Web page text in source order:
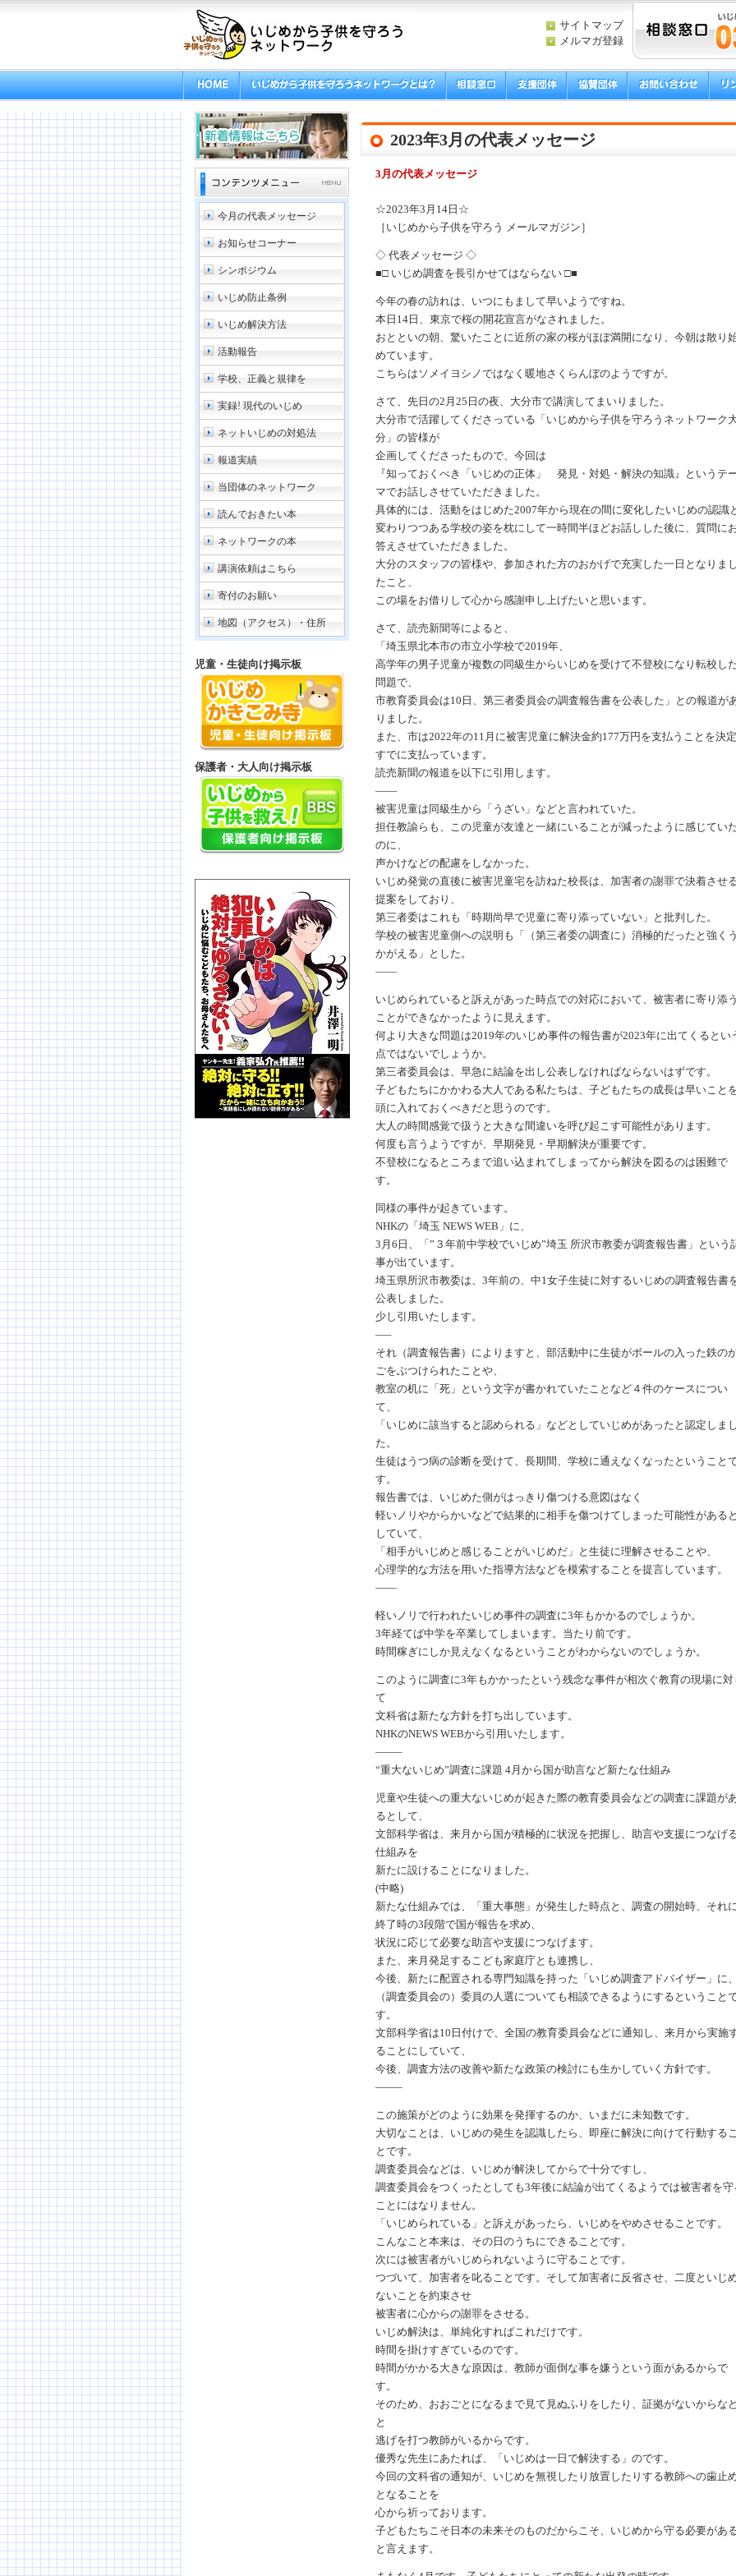
サイトマップ
メルマガ登録
今月の代表メッセージ
お知らせコーナー
シンポジウム
いじめ防止条例
いじめ解決方法
活動報告
学校、正義と規律を
実録! 現代のいじめ
ネットいじめの対処法
報道実績
当団体のネットワーク
読んでおきたい本
ネットワークの本
講演依頼はこちら
寄付のお願い
地図（アクセス）・住所
児童・生徒向け掲示板
保護者・大人向け掲示板
2023年3月の代表メッセージ
3月の代表メッセージ
☆2023年3月14日☆
［いじめから子供を守ろう メールマガジン］
◇ 代表メッセージ ◇
■□ いじめ調査を長引かせてはならない □■
今年の春の訪れは、いつにもまして早いようですね。
本日14日、東京で桜の開花宣言がなされました。
おとといの朝、驚いたことに近所の家の桜がほぼ満開になり、今朝は散り
めています。
こちらはソメイヨシノではなく暖地さくらんぼのようですが。
さて、先日の2月25日の夜、大分市で講演してまいりました。
大分市で活躍してくださっている「いじめから子供を守ろうネットワーク
分」の皆様が
企画してくださったもので、今回は
『知っておくべき「いじめの正体」 発見・対処・解決の知識』というテ
マでお話しさせていただきました。
具体的には、活動をはじめた2007年から現在の間に変化したいじめの認識
変わりつつある学校の姿を枕にして一時間半ほどお話しした後に、質問に
答えさせていただきました。
大分のスタッフの皆様や、参加された方のおかげで充実した一日となりまし
たこと、
この場をお借りして心から感謝申し上げたいと思います。
さて、読売新聞等によると、
「埼玉県北本市の市立小学校で2019年、
高学年の男子児童が複数の同級生からいじめを受けて不登校になり転校し
問題で、
市教育委員会は10日、第三者委員会の調査報告書を公表した」との報道が
りました。
また、市は2022年の11月に被害児童に解決金約177万円を支払うことを決
すでに支払っています。
読売新聞の報道を以下に引用します。
——
被害児童は同級生から「うざい」などと言われていた。
担任教諭らも、この児童が友達と一緒にいることが減ったように感じてい
のに、
声かけなどの配慮をしなかった。
いじめ発覚の直後に被害児童宅を訪ねた校長は、加害者の謝罪で決着させ
提案をしており、
第三者委はこれも「時期尚早で児童に寄り添っていない」と批判した。
学校の被害児童側への説明も「（第三者委の調査に）消極的だったと強くう
かがえる」とした。
——
いじめられていると訴えがあった時点での対応において、被害者に寄り添う
ことができなかったように見えます。
何より大きな問題は2019年のいじめ事件の報告書が2023年に出てくるとい
点ではないでしょうか。
第三者委員会は、早急に結論を出し公表しなければならないはずです。
子どもたちにかかわる大人である私たちは、子どもたちの成長は早いこと
頭に入れておくべきだと思うのです。
大人の時間感覚で扱うと大きな間違いを呼び起こす可能性があります。
何度も言うようですが、早期発見・早期解決が重要です。
不登校になるところまで追い込まれてしまってから解決を図るのは困難で
す。
同様の事件が起きています。
NHKの「埼玉 NEWS WEB」に、
3月6日、「”３年前中学校でいじめ”埼玉 所沢市教委が調査報告書」という
事が出ています。
埼玉県所沢市教委は、3年前の、中1女子生徒に対するいじめの調査報告書
公表しました。
少し引用いたします。
—–
それ（調査報告書）によりますと、部活動中に生徒がボールの入った鉄の
ごをぶつけられたことや、
教室の机に「死」という文字が書かれていたことなど４件のケースについ
て、
「いじめに該当すると認められる」などとしていじめがあったと認定しまし
た。
生徒はうつ病の診断を受けて、長期間、学校に通えなくなったということ
す。
報告書では、いじめた側がはっきり傷つける意図はなく
軽いノリやからかいなどで結果的に相手を傷つけてしまった可能性があると
していて、
「相手がいじめと感じることがいじめだ」と生徒に理解させることや、
心理学的な方法を用いた指導方法などを模索することを提言しています。
——
軽いノリで行われたいじめ事件の調査に3年もかかるのでしょうか。
3年経てば中学を卒業してしまいます。当たり前です。
時間稼ぎにしか見えなくなるということがわからないのでしょうか。
このように調査に3年もかかったという残念な事件が相次ぐ教育の現場に対
て
文科省は新たな方針を打ち出しています。
NHKのNEWS WEBから引用いたします。
——–
“重大ないじめ”調査に課題 4月から国が助言など新たな仕組み
児童や生徒への重大ないじめが起きた際の教育委員会などの調査に課題が
るとして、
文部科学省は、来月から国が積極的に状況を把握し、助言や支援につなげ
仕組みを
新たに設けることになりました。
(中略)
新たな仕組みでは、「重大事態」が発生した時点と、調査の開始時、それ
終了時の3段階で国が報告を求め、
状況に応じて必要な助言や支援につなげます。
また、来月発足するこども家庭庁とも連携し、
今後、新たに配置される専門知識を持った「いじめ調査アドバイザー」に、
（調査委員会の）委員の人選についても相談できるようにするということ
す。
文部科学省は10日付けで、全国の教育委員会などに通知し、来月から実施
ることにしていて、
今後、調査方法の改善や新たな政策の検討にも生かしていく方針です。
——–
この施策がどのように効果を発揮するのか、いまだに未知数です。
大切なことは、いじめの発生を認識したら、即座に解決に向けて行動するこ
とです。
調査委員会などは、いじめが解決してからで十分ですし、
調査委員会をつくったとしても3年後に結論が出てくるようでは被害者を守
ことにはなりません。
「いじめられている」と訴えがあったら、いじめをやめさせることです。
こんなこと本来は、その日のうちにできることです。
次には被害者がいじめられないように守ることです。
つづいて、加害者を叱ることです。そして加害者に反省させ、二度といじ
ないことを約束させ
被害者に心からの謝罪をさせる。
いじめ解決は、単純化すればこれだけです。
時間を掛けすぎているのです。
時間がかかる大きな原因は、教師が面倒な事を嫌うという面があるからで
す。
そのため、おおごとになるまで見て見ぬふりをしたり、証拠がないからな
と
逃げを打つ教師がいるからです。
優秀な先生にあたれば、「いじめは一日で解決する」のです。
今回の文科省の通知が、いじめを無視したり放置したりする教師への歯止
となることを
心から祈っております。
子どもたちこそ日本の未来そのものだからこそ、いじめから守る必要があ
と言えます。